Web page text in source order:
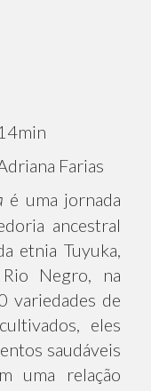
Farias
é uma jornada
ancestral
etnia Tuyuka,
Negro, na
variedades de
eles
saudáveis
uma relação